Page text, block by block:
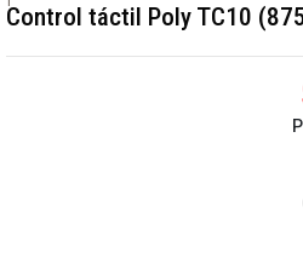
Control táctil Poly TC10